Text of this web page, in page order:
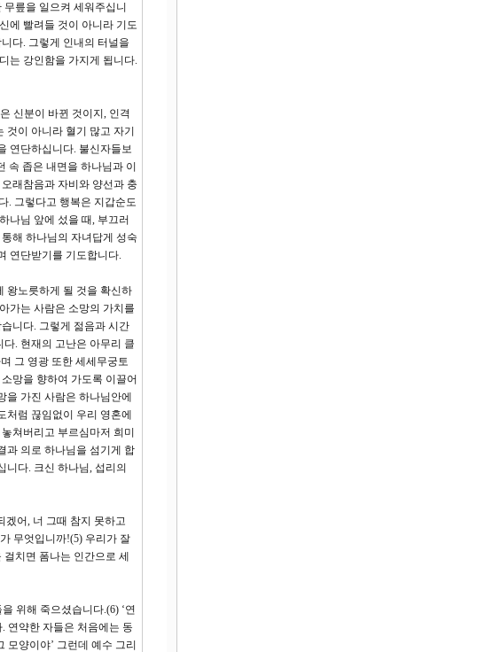
릎을 일으켜 세워주십니
에 빨려들 것이 아니라 기도
다. 그렇게 인내의 터널을
는 강인함을 가지게 됩니다.
신분이 바뀐 것이지, 인격
이 아니라 혈기 많고 자기
연단하십니다. 불신자들보
속 좁은 내면을 하나님과 이
래참음과 자비와 양선과 충
. 그렇다고 행복은 지갑순도
나님 앞에 섰을 때, 부끄러
해 하나님의 자녀답게 성숙
연단받기를 기도합니다.
왕노릇하게 될 것을 확신하
가는 사람은 소망의 가치를
니다. 그렇게 젊음과 시간
. 현재의 고난은 아무리 클
그 영광 또한 세세무궁토
망을 향하여 가도록 이끌어
가진 사람은 하나님안에
처럼 끊임없이 우리 영혼에
쳐버리고 부르심마저 희미
과 의로 하나님을 섬기게 합
니다. 크신 하나님, 섭리의
겠어, 너 그때 참지 못하고
무엇입니까!(5) 우리가 잘
치면 폼나는 인간으로 세
위해 죽으셨습니다.(6) ‘연
연약한 자들은 처음에는 동
양이야’ 그런데 예수 그리